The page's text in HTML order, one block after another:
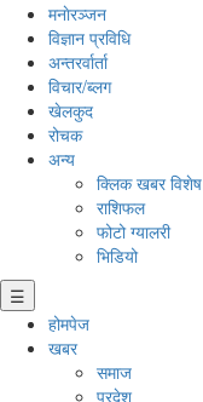
मनाेरञ्जन
विज्ञान प्रविधि
अन्तरर्वार्ता
विचार/ब्लग
खेलकुद
रोचक
अन्य
क्लिक खबर विशेष
राशिफल
फोटो ग्यालरी
भिडियो
☰
होमपेज
खबर
समाज
प्रदेश